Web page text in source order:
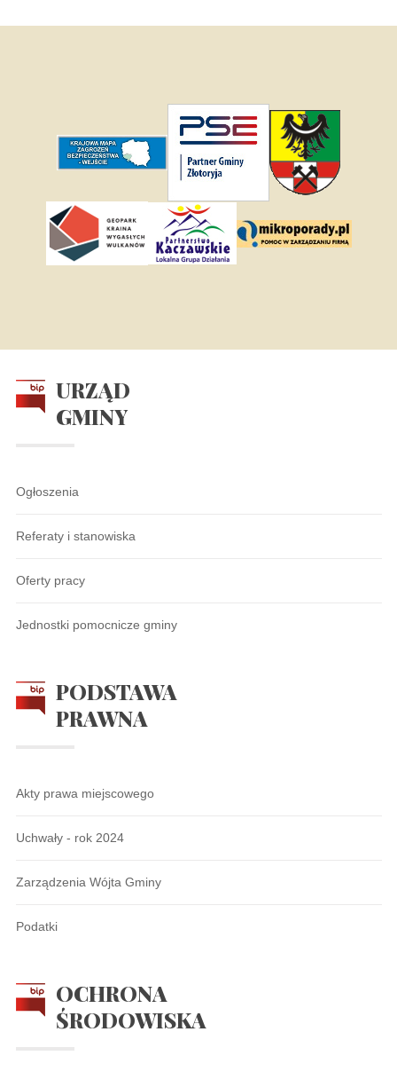
URZĄD
GMINY
Ogłoszenia
Referaty i stanowiska
Oferty pracy
Jednostki pomocnicze gminy
PODSTAWA
PRAWNA
Akty prawa miejscowego
Uchwały - rok 2024
Zarządzenia Wójta Gminy
Podatki
OCHRONA
ŚRODOWISKA